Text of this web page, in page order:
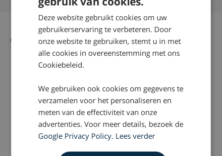
Gerelateerd nieuws Alle nieuws artikelen
2020-02-28
Deze website gebruikt cookies om uw
gebruikerservaring te verbeteren. Door
onze website te gebruiken, stemt u in met
alle cookies in overeenstemming met ons
Cookiebeleid.
We gebruiken ook cookies om gegevens te
verzamelen voor het personaliseren en
meten van de effectiviteit van onze
advertenties. Voor meer details, bezoek de
Google Privacy Policy. Lees verder